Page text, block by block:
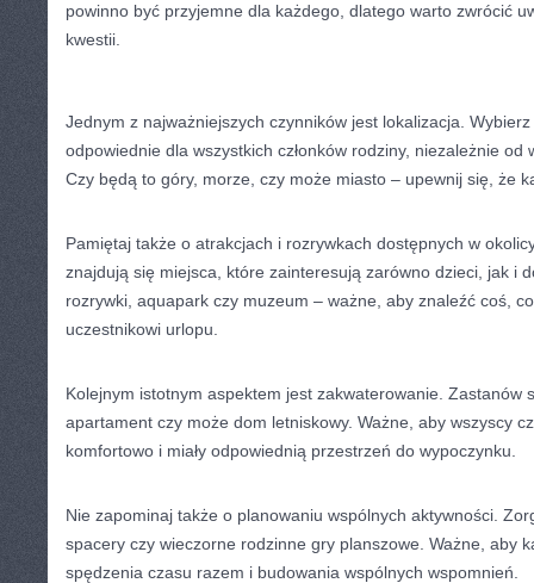
powinno być przyjemne‍ dla każdego, dlatego warto ⁤zwrócić
kwestii.
Jednym z najważniejszych czynników jest ⁣lokalizacja.
odpowiednie dla wszystkich członków rodziny, ⁤niezależnie od
Czy ⁤będą to góry, morze,⁤ czy może⁣ miasto – upewnij się, że
Pamiętaj także o atrakcjach i rozrywkach ‌dostępnych‌ w
znajdują się miejsca, ⁤które zainteresują zarówno dzieci, ⁣jak i
rozrywki,‌ aquapark ⁣czy muzeum – ważne, ​aby znaleźć⁤ coś,
uczestnikowi urlopu.
Kolejnym istotnym aspektem jest zakwaterowanie. Zastanów
apartament ⁤czy ⁣może dom ‍letniskowy.‌ Ważne, aby wszyscy
komfortowo i​ miały odpowiednią przestrzeń do ‍wypoczynku.
Nie zapominaj⁣ także o planowaniu wspólnych aktywności.
spacery czy wieczorne rodzinne‍ gry planszowe. Ważne, aby
spędzenia czasu razem i budowania ⁤wspólnych wspomnień.